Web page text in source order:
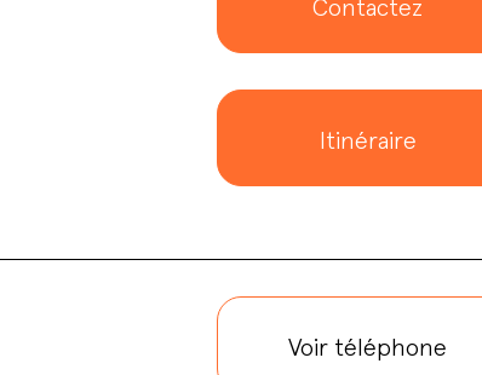
Contactez
Itinéraire
Voir téléphone